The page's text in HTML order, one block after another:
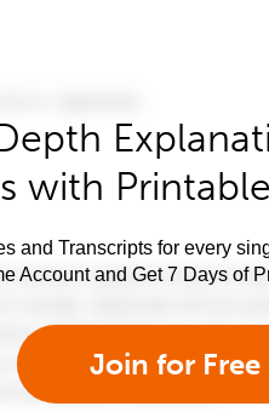
with
and Transcripts for every
Account and Get 7 Days of
Join for Free